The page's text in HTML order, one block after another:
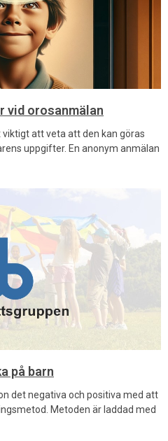
vid orosanmälan
att veta att den kan göras
uppgifter. En anonym anmälan
på barn
det negativa och positiva med att
Metoden är laddad med